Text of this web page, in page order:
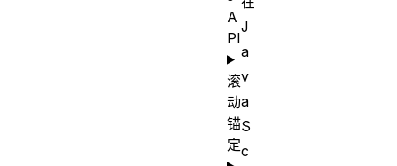
J
a
v
a
S
c
A
PI
滚
动
锚
定